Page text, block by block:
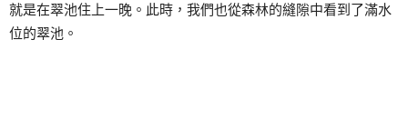
就是在翠池住上一晚。此時，我們也從森林的縫隙中看到了滿水
位的翠池。